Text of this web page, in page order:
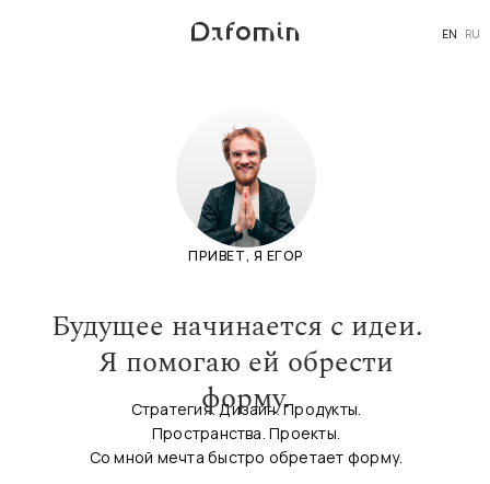
RU
EN
ПРИВЕТ, Я ЕГОР
Стратегия. Дизайн. Продукты.
Пространства. Проекты.
Со мной мечта быстро обретает форму.
Будущее начинается с идеи.
Я помогаю ей обрести
форму.